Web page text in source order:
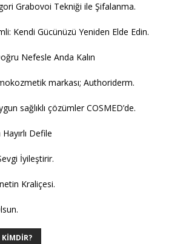
Grabovoi Tekniği ile Şifalanma.
Kendi Gücünüzü Yeniden Elde Edin.
Nefesle Anda Kalın
markası; Authoriderm.
sağlıklı çözümler COSMED’de.
Defile
İyileştirir.
Kraliçesi.
KIMDIR?